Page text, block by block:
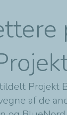
Projekt
af de